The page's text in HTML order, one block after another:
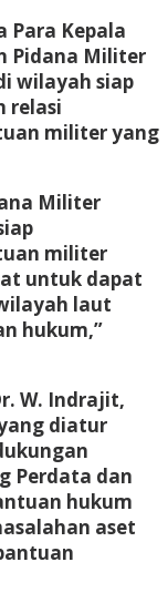
Para Kepala
Pidana Militer
wilayah siap
relasi
militer yang
Militer
militer
untuk dapat
laut
hukum,”
W. Indrajit,
diatur
Perdata dan
hukum
aset